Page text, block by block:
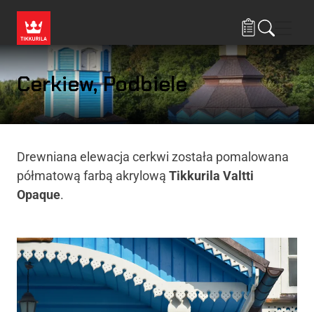
Cerkiew, Podbiele
Drewniana elewacja cerkwi została pomalowana
półmatową farbą akrylową Tikkurila Valtti
Opaque.